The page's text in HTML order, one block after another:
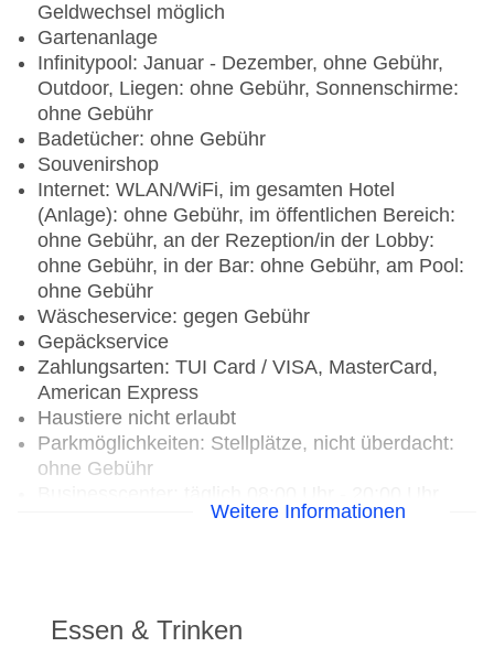
Geldwechsel möglich
Gartenanlage
Infinitypool: Januar - Dezember, ohne Gebühr,
Outdoor, Liegen: ohne Gebühr, Sonnenschirme:
ohne Gebühr
Badetücher: ohne Gebühr
Souvenirshop
Internet: WLAN/WiFi, im gesamten Hotel
(Anlage): ohne Gebühr, im öffentlichen Bereich:
ohne Gebühr, an der Rezeption/in der Lobby:
ohne Gebühr, in der Bar: ohne Gebühr, am Pool:
ohne Gebühr
Wäscheservice: gegen Gebühr
Gepäckservice
Zahlungsarten: TUI Card / VISA, MasterCard,
American Express
Haustiere nicht erlaubt
Parkmöglichkeiten: Stellplätze, nicht überdacht:
ohne Gebühr
ohne Gebühr, Sprachen: englisch
Weitere Informationen
Essen & Trinken